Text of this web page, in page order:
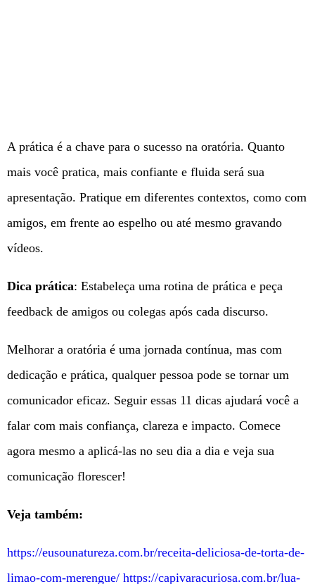
A prática é a chave para o sucesso na oratória. Quanto
mais você pratica, mais confiante e fluida será sua
apresentação. Pratique em diferentes contextos, como com
amigos, em frente ao espelho ou até mesmo gravando
vídeos.
Dica prática: Estabeleça uma rotina de prática e peça
feedback de amigos ou colegas após cada discurso.
Melhorar a oratória é uma jornada contínua, mas com
dedicação e prática, qualquer pessoa pode se tornar um
comunicador eficaz. Seguir essas 11 dicas ajudará você a
falar com mais confiança, clareza e impacto. Comece
agora mesmo a aplicá-las no seu dia a dia e veja sua
comunicação florescer!
Veja também:
https://eusounatureza.com.br/receita-deliciosa-de-torta-de-
limao-com-merengue/ https://capivaracuriosa.com.br/lua-